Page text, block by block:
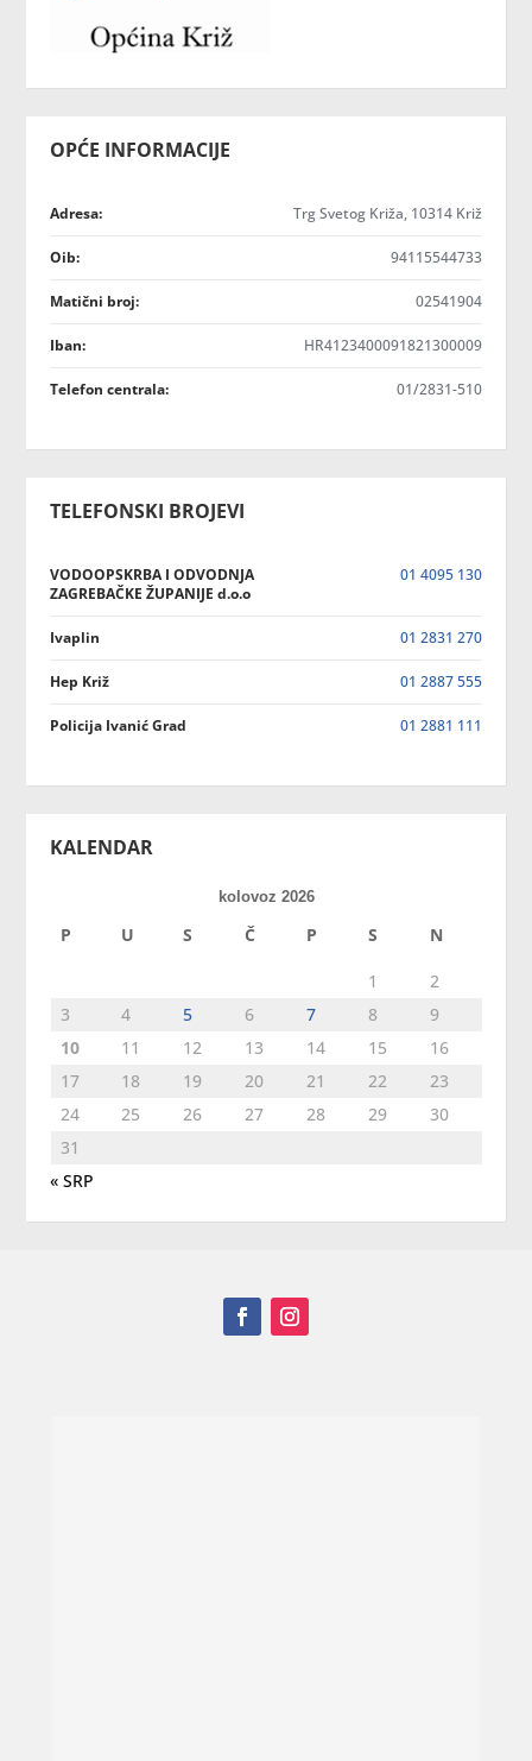
OPĆE INFORMACIJE
Adresa: Trg Svetog Križa, 10314 Križ
Oib: 94115544733
Matični broj: 02541904
Iban: HR4123400091821300009
Telefon centrala: 01/2831-510
TELEFONSKI BROJEVI
VODOOPSKRBA I ODVODNJA
ZAGREBAČKE ŽUPANIJE d.o.o
01 4095 130
Ivaplin 01 2831 270
Hep Križ 01 2887 555
Policija Ivanić Grad 01 2881 111
KALENDAR
kolovoz 2026
P U S Č P S N
1
2
3
4 5 6 7 8
9
10
11 12 13 14 15
16
17
18 19 20 21 22
23
24
25 26 27 28 29
30
31
« SRP